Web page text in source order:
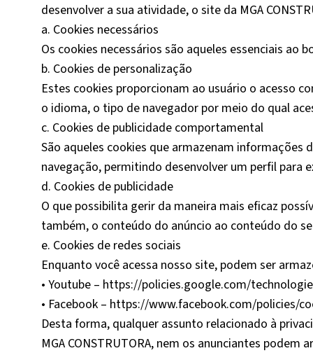
desenvolver a sua atividade, o site da MGA
a. Cookies necessários
Os cookies necessários são aqueles essenciais
b. Cookies de personalização
Estes cookies proporcionam ao usuário o acesso
o idioma, o tipo de navegador por meio do qual
c. Cookies de publicidade comportamental
São aqueles cookies que armazenam
navegação, permitindo desenvolver um perfil para
d. Cookies de publicidade
O que possibilita gerir da maneira mais eficaz
também, o conteúdo do anúncio ao conteúdo do
e. Cookies de redes sociais
Enquanto você acessa nosso site, podem ser
• Youtube – https://policies.google.com/
• Facebook – https://www.facebook.com/policies/
Desta forma, qualquer assunto relacionado à
MGA CONSTRUTORA, nem os anunciantes